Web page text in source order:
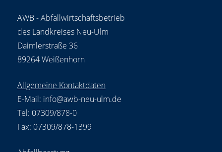
AWB - Abfallwirtschaftsbetrieb
des Landkreises Neu-Ulm
Daimlerstraße 36
89264 Weißenhorn
Allgemeine Kontaktdaten
E-Mail: info@awb-neu-ulm.de
Tel: 07309/878-0
Fax: 07309/878-1399